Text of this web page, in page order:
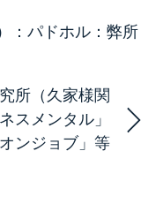
：パドホル：弊所
所（久家様関
スメンタル」
ンジョブ」等